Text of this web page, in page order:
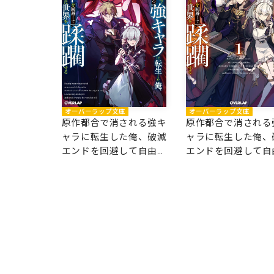
オーバーラップ文庫
原作都合で消される強キ
ャラに転生した俺、破滅
エンドを回避して自由気
オーバーラップ文庫
原作都合で消される
ャラに転生した俺、
エンドを回避して自